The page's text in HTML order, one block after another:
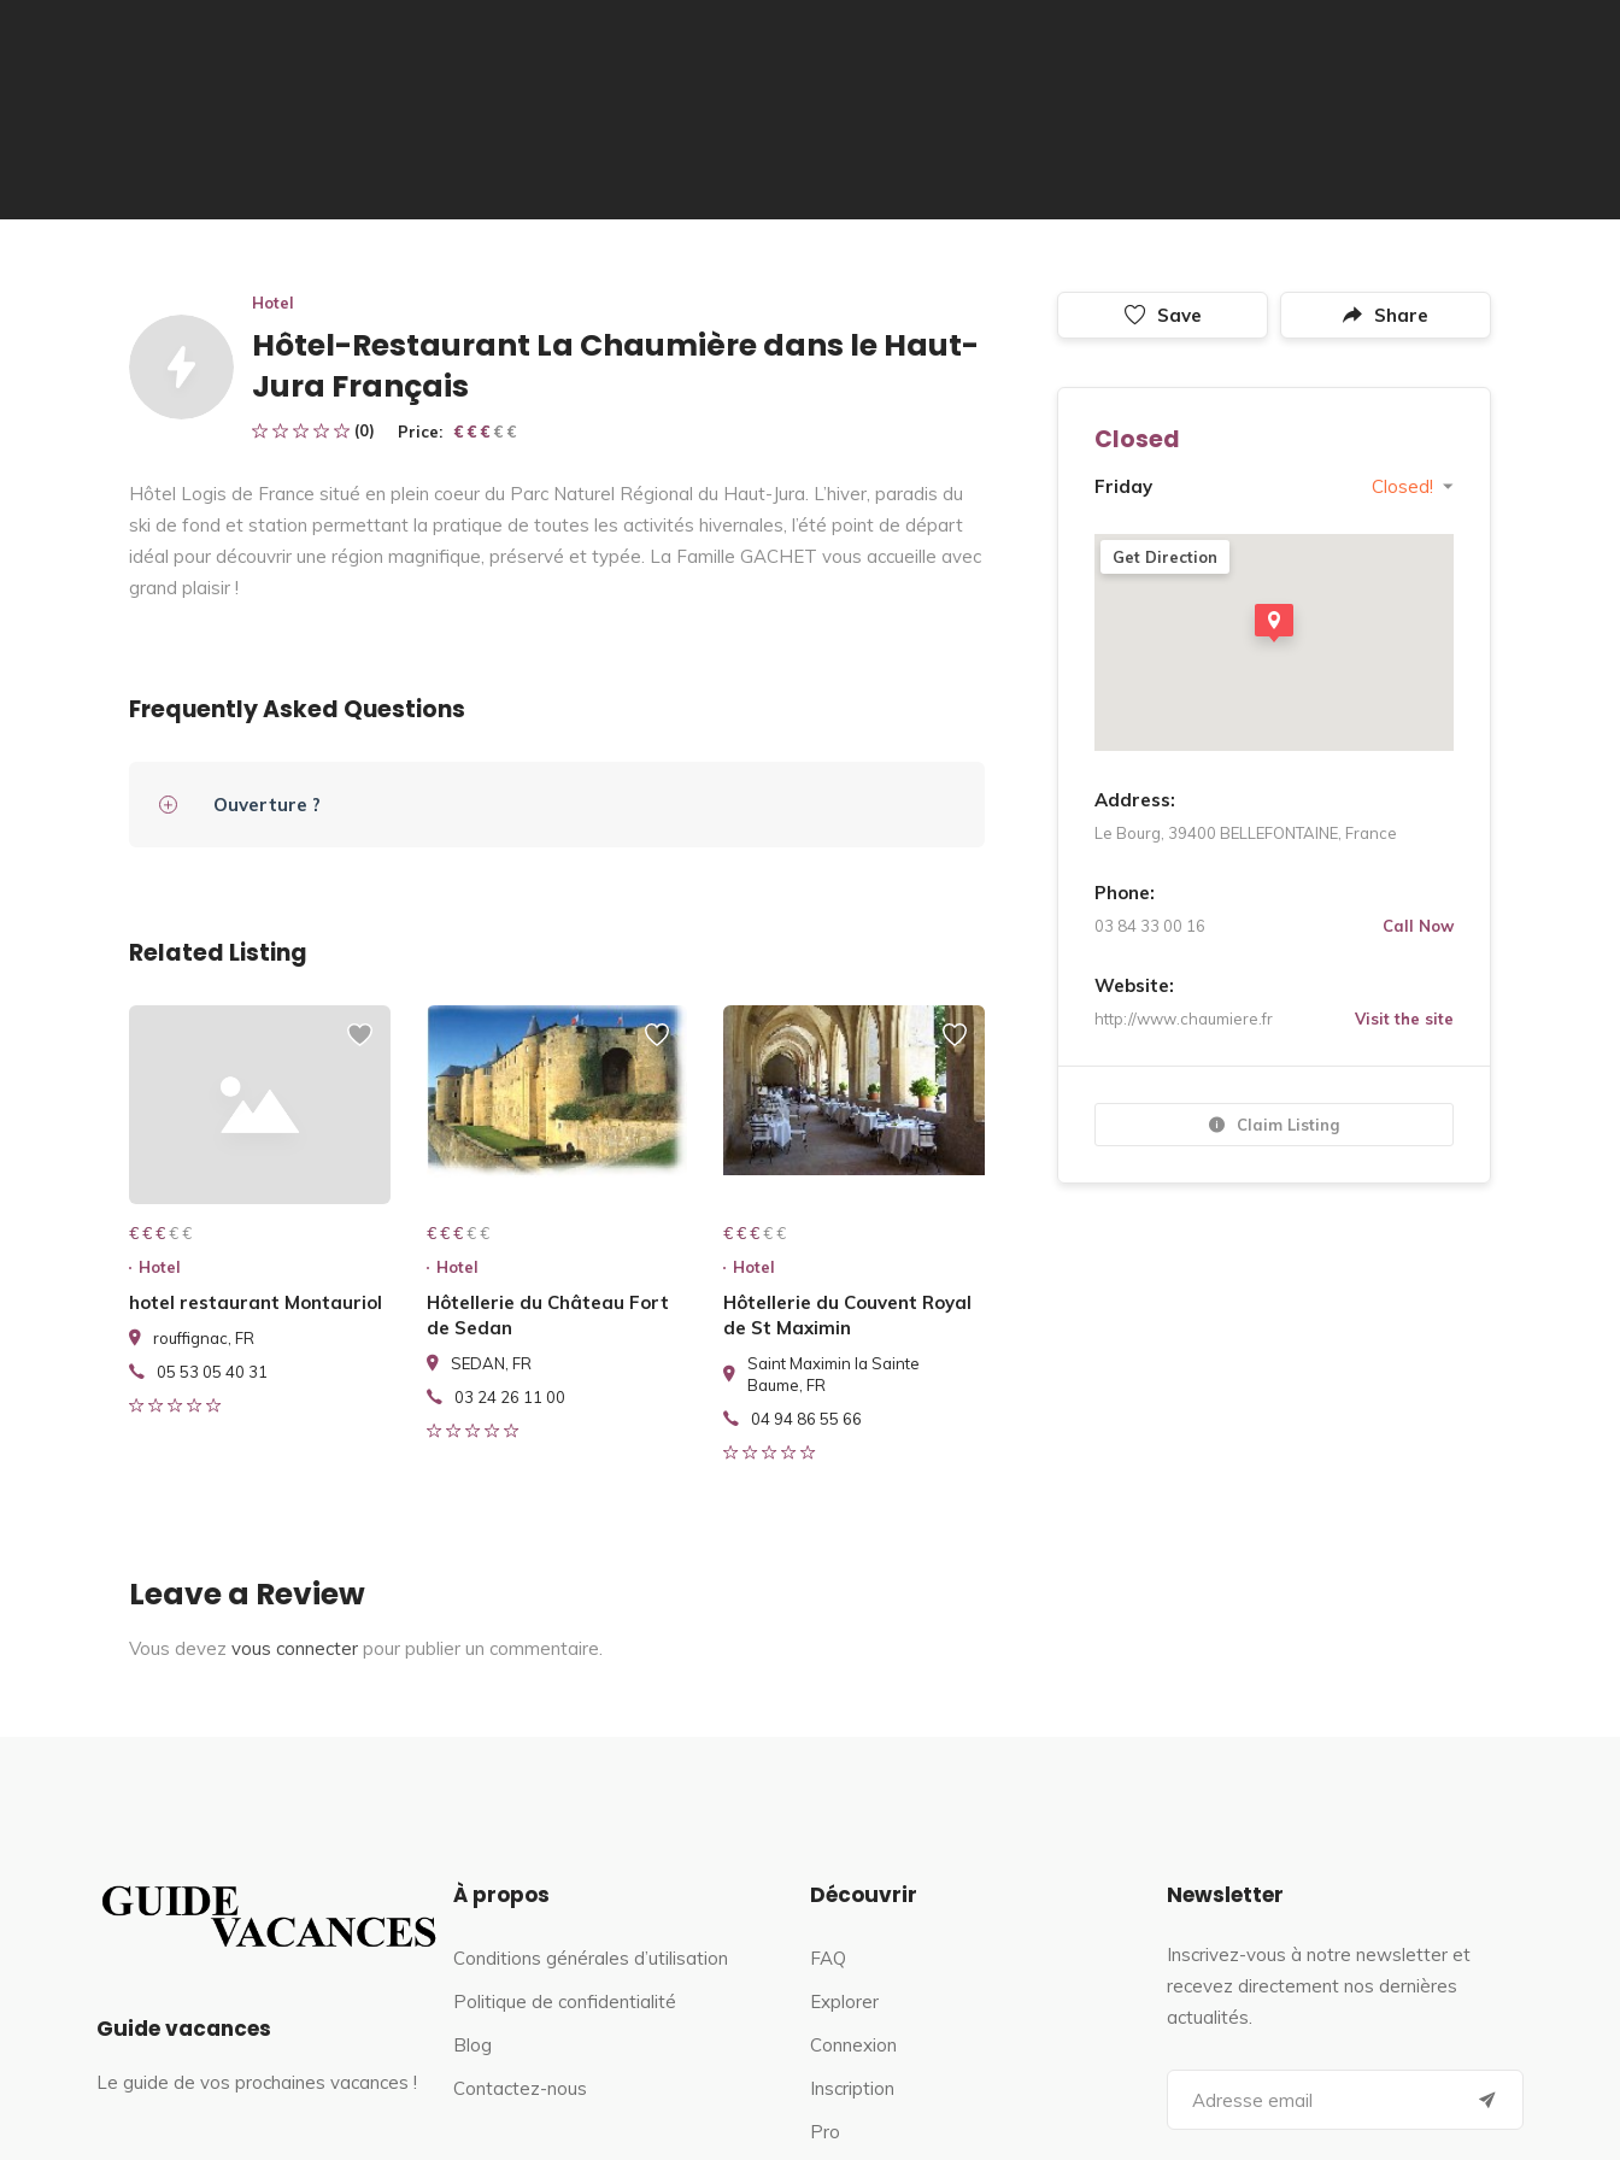
Hotel
Hôtel-Restaurant La Chaumière dans le Haut-
Jura Français
(0) Price: € € € € €
€ € €
Hôtel Logis de France situé en plein coeur du Parc Naturel Régional du Haut-Jura. L’hiver, paradis du
ski de fond et station permettant la pratique de toutes les activités hivernales, l’été point de départ
idéal pour découvrir une région magnifique, préservé et typée. La Famille GACHET vous accueille avec
grand plaisir !
Frequently Asked Questions
Ouverture ?
Related Listing
€ € € € €
€ € €
Hotel
hotel restaurant Montauriol
rouffignac, FR
05 53 05 40 31
€ € € € €
€ € €
Hotel
Hôtellerie du Château Fort
de Sedan
SEDAN, FR
03 24 26 11 00
€ € € € €
€ € €
Hotel
Hôtellerie du Couvent Royal
de St Maximin
Saint Maximin la Sainte
Baume, FR
04 94 86 55 66
Leave a Review
Vous devez vous connecter pour publier un commentaire.
Save Share
Closed
Friday Closed!
Get Direction
Address:
Le Bourg, 39400 BELLEFONTAINE, France
Phone:
03 84 33 00 16 Call Now
Website:
http://www.chaumiere.fr Visit the site
Claim Listing
Guide vacances
Le guide de vos prochaines vacances !
À propos
Conditions générales d’utilisation
Politique de confidentialité
Blog
Contactez-nous
Découvrir
FAQ
Explorer
Connexion
Inscription
Pro
Newsletter
Inscrivez-vous à notre newsletter et
recevez directement nos dernières
actualités.
a